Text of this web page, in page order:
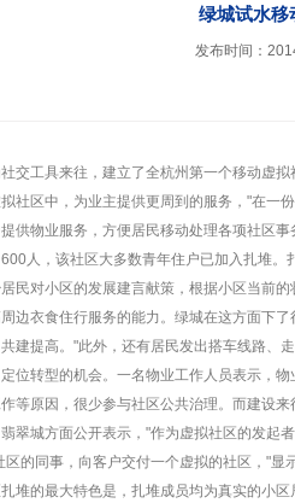
绿城试水移
发布时间：
交工具来往，建立了全杭州第一个移动虚
社区中，为业主提供更周到的服务，"在一
供物业服务，方便居民移动处理各项社区
人，该社区大多数青年住户已加入扎堆
民对小区的发展建言献策，根据小区当前
边衣食住行服务的能力。绿城在这方面下
建提高。"此外，还有居民发出搭车线路、
位转型的机会。一名物业工作人员表示，
等原因，很少参与社区公共治理。而建设
翠城方面公开表示，"作为虚拟社区的发起
的同事，向客户交付一个虚拟的社区，"显
堆的最大特色是，扎堆成员均为真实的小